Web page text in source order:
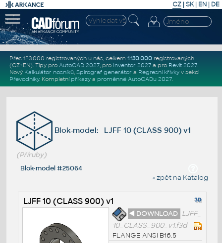
CZ | SK| EN | DE
Přes 123.000 registrovaných u nás, celkem 1.130.000registrovaných
(CZ+EN). Tipy pro AutoCAD 2027, pro Inventor 2027a pro Revit 2027.
Nový Kalkulátor nosníků, Spirograf generátor a Regresní křivkyv sekci
Převodníky. Kompletní příkazya proměnné AutoCADu 2027.
Blok-model: LJFF 10 (CLASS 900) v1
(Příruby)
Blok-model #25064
« zpět na Katalog
LJFF 10 (CLASS 900) v1
◄ DOWNLOAD LJFF_
10_CLASS_900_v1.f3d
FLANGE ANSI B16.5